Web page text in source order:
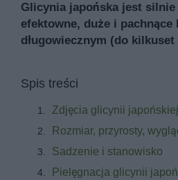
Glicynia japońska jest
efektowne, duże i
długowiecznym (do
Spis treści
Zdjęcia glicynii japońskiej
Rozmiar, przyrosty,
Sadzenie i stanowisko
Pielęgnacja glicynii